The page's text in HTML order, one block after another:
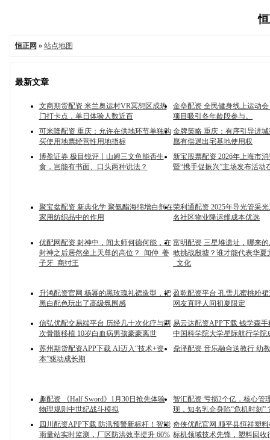
恒正网 » 站点地图
最新文章
文商期货配资 米兰奥运村VR冥想区成热
门打卡点，单日体验人数近百
金垒配资 全民健身线上运动
项目吸引各年龄段参与。
可米隆配资 重庆：允许在供地环节单独购
买使用地票经营性用地指标
金牌策略 重庆：有序引导进
愿有偿退出宅基地使用权
博盈证券 极目锐评丨山姆三文鱼能否生
食，岂能有书面、口头两种说法？
新宝股票配资 2026年上海市
暨“携手促振兴”主场发布活动
聚宝盆配资 新典化学 聚氨酯海绵增白剂在
家用纺织品中的作用
荣利通配资 2025年导光管采
名社区物业降运维成本优选
优配网配资 封神中，闻太师何德何能，在
封神之后居然坐上天尊的高位？_闻仲_姜
子牙_商纣王
富明配资 三星堆遗址，哪来
敢挑战殷墟？谁才能代表华夏
_文化
升鸿配资官网 杨幂的黑玫瑰礼裙造型，把
黑白配色玩出了高级氛围感
盈乾配资平台 孔雪儿蜜桃粉
网友直呼人间初夏限定
信弘优配交易端平台 历经几十次化疗与两
次骨髓移植 10岁白血病男孩豪豪离世
易云达配资APP下载 钱学森
中国科学院大学星际航行学院
苏州期货配资APP下载 AI迈入“技术+资
本”驱动成长期
鼎泽配资 音乐融合送教行 幼
趣配资 《Half Sword》1月30日抢先体验
物理规则中世纪战斗模拟
智汇配资 亏损2个亿，核心管
现，知名乳企身陷“危机时刻”
四川配资APP下载 防汛预警新标杆！智能
雨量站实时监测，厂区防洪效率提升 60%
奇侠优配官网 顺平县恒祥塑
标机领域技术先锋，塑料回收